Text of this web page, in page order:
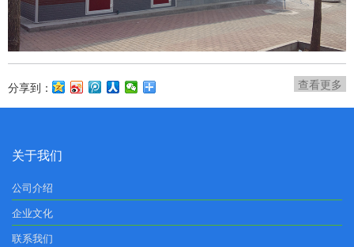
查看更多
分享到：
关于我们
公司介绍
企业文化
联系我们